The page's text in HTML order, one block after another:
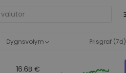
Dygnsvolym Prisgraf (7d)
16.6B €